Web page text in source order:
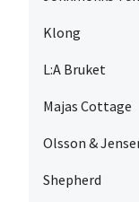
Klong
L:A Bruket
Majas Cottage
Olsson &
Shepherd